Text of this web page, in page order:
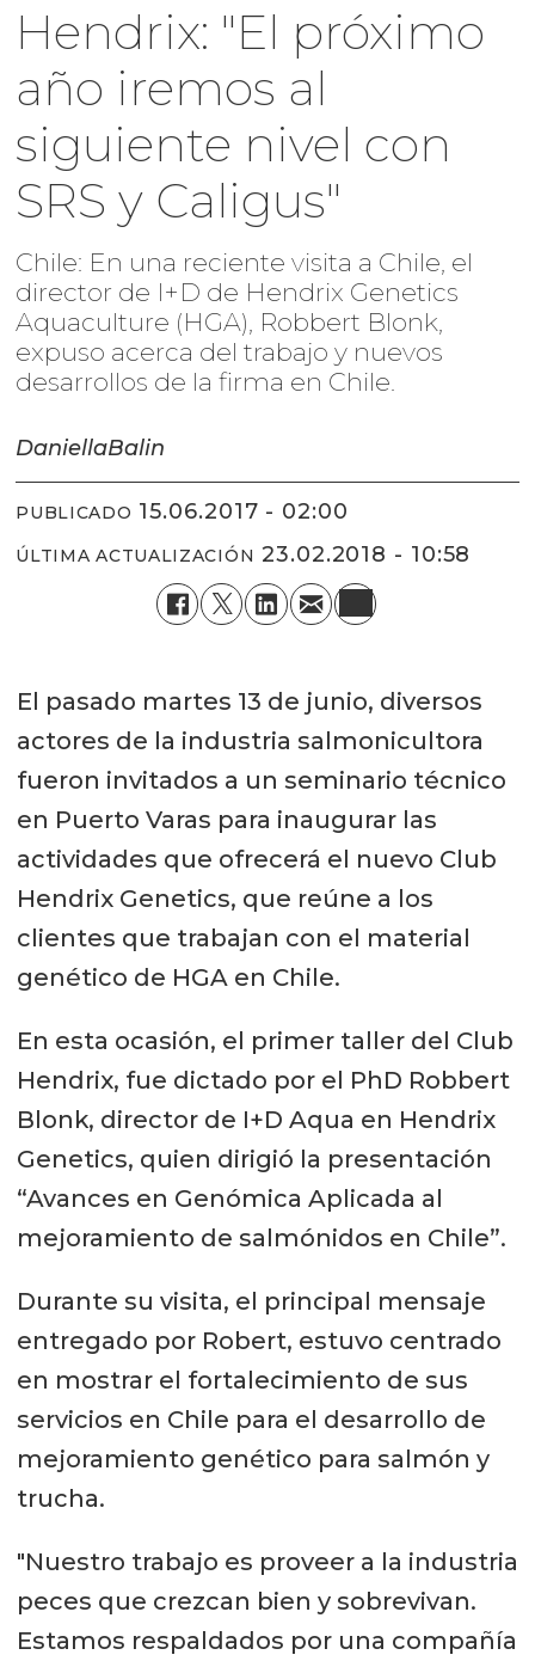
Hendrix: "El próximo
año iremos al
siguiente nivel con
SRS y Caligus"
Chile: En una reciente visita a Chile, el
director de I+D de Hendrix Genetics
Aquaculture (HGA), Robbert Blonk,
expuso acerca del trabajo y nuevos
desarrollos de la firma en Chile.
DaniellaBalin
PUBLICADO 15.06.2017 - 02:00
ÚLTIMA ACTUALIZACIÓN 23.02.2018 - 10:58
El pasado martes 13 de junio, diversos
actores de la industria salmonicultora
fueron invitados a un seminario técnico
en Puerto Varas para inaugurar las
actividades que ofrecerá el nuevo Club
Hendrix Genetics, que reúne a los
clientes que trabajan con el material
genético de HGA en Chile.
En esta ocasión, el primer taller del Club
Hendrix, fue dictado por el PhD Robbert
Blonk, director de I+D Aqua en Hendrix
Genetics, quien dirigió la presentación
“Avances en Genómica Aplicada al
mejoramiento de salmónidos en Chile”.
Durante su visita, el principal mensaje
entregado por Robert, estuvo centrado
en mostrar el fortalecimiento de sus
servicios en Chile para el desarrollo de
mejoramiento genético para salmón y
trucha.
"Nuestro trabajo es proveer a la industria
peces que crezcan bien y sobrevivan.
Estamos respaldados por una compañía